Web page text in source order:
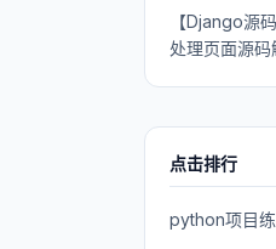
【Django源
处理页面源码
点击排行
python项目